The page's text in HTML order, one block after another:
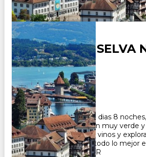
ALEMANIA - SELVA
ALSACIA
Duración:
8Días7Noches
Paquete Turistico de 9 dias 8
Selva Negra, una región muy verde
Alsacia podrá degustar vinos y
pintorescos. Conozca todo lo mejor
Alemania CONSULTAR